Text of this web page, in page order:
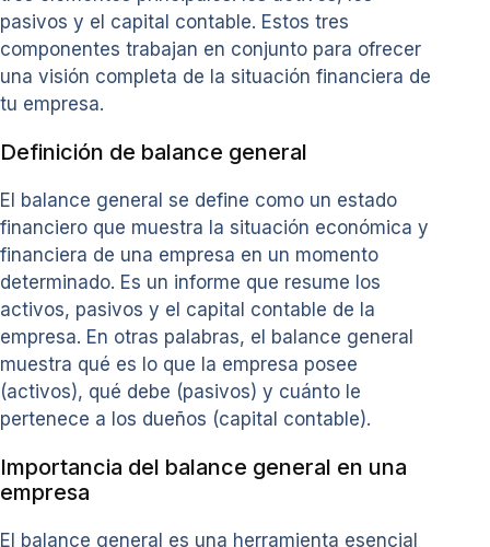
pasivos y el capital contable. Estos tres
componentes trabajan en conjunto para ofrecer
una visión completa de la situación financiera de
tu empresa.
Definición de balance general
El balance general se define como un estado
financiero que muestra la situación económica y
financiera de una empresa en un momento
determinado. Es un informe que resume los
activos, pasivos y el capital contable de la
empresa. En otras palabras, el balance general
muestra qué es lo que la empresa posee
(activos), qué debe (pasivos) y cuánto le
pertenece a los dueños (capital contable).
Importancia del balance general en una
empresa
El balance general es una herramienta esencial